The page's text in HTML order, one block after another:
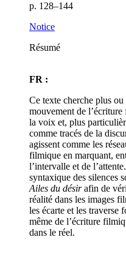
p. 128–144
Notice
Résumé
FR :
Ce texte cherche plus
mouvement de
la voix et, plus
comme tracés de la
agissent comme les
filmique en marquant,
l’intervalle et de
syntaxique des silences
Ailes du désirafin de
réalité dans les images
les écarte et les traverse
même de l’écriture
dans le réel.